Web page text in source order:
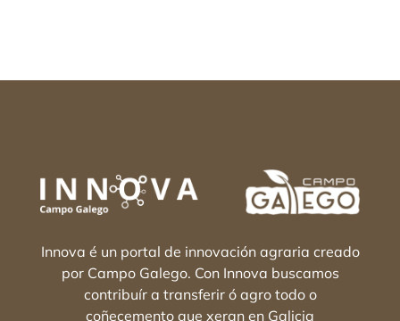
Innova é un portal de innovación agraria creado
por Campo Galego. Con Innova buscamos
contribuír a transferir ó agro todo o
coñecemento que xeran en Galicia